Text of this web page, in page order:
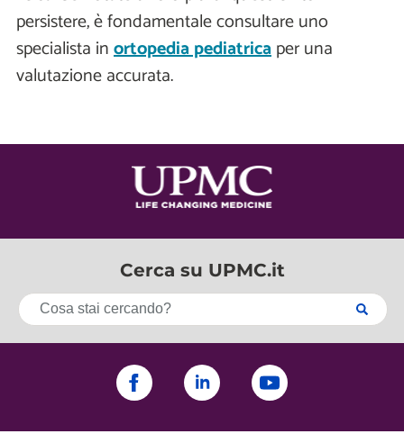
persistere, è fondamentale consultare uno
specialista inortopedia pediatricaper una
valutazione accurata.
Cerca su UPMC.it